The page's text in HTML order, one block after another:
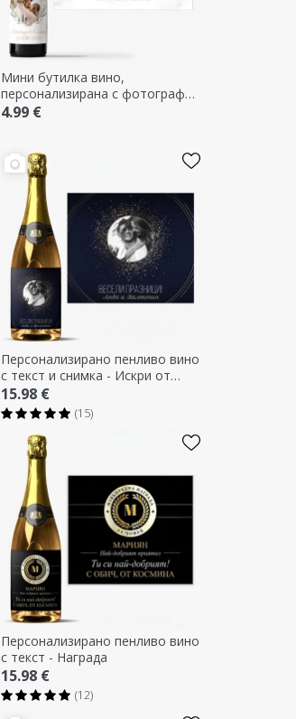
Мини бутилка вино,
персонализирана с фотография
и текст - Сърце
4.99 €
Персонализирано пенливо вино
с текст и снимка - Искри от
радост
15.98 €
(15)
Персонализирано пенливо вино
с текст - Награда
15.98 €
(12)